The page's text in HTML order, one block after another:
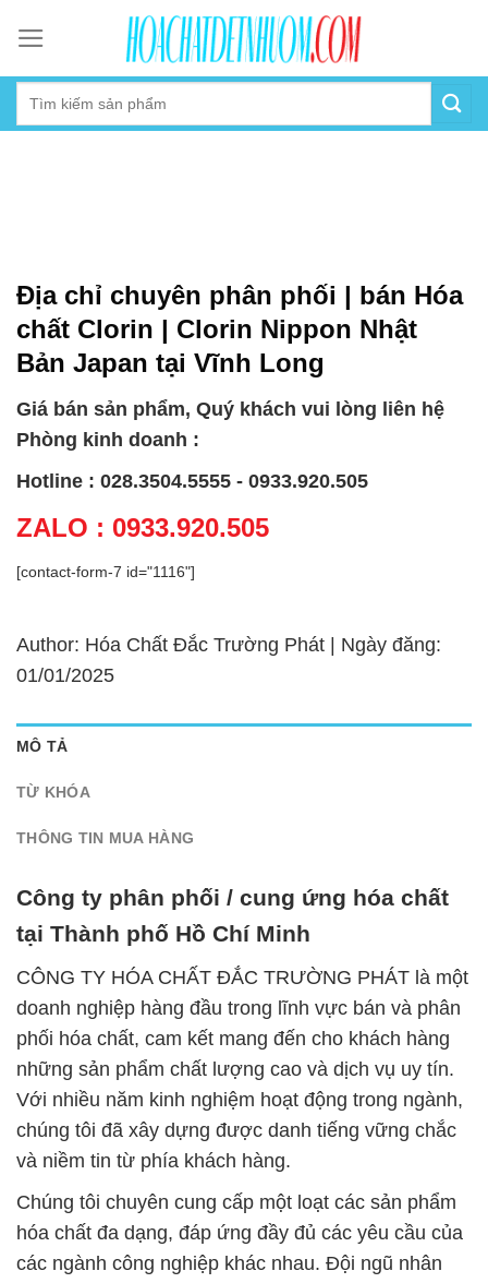
content
Địa chỉ chuyên phân phối | bán Hóa
chất Clorin | Clorin Nippon Nhật
Bản Japan tại Vĩnh Long
Giá bán sản phẩm, Quý khách vui lòng liên hệ
Phòng kinh doanh :
Hotline : 028.3504.5555 - 0933.920.505
ZALO : 0933.920.505
[contact-form-7 id="1116"]
Author: Hóa Chất Đắc Trường Phát | Ngày đăng:
01/01/2025
MÔ TẢ
TỪ KHÓA
THÔNG TIN MUA HÀNG
Công ty phân phối / cung ứng hóa chất
tại Thành phố Hồ Chí Minh
CÔNG TY HÓA CHẤT ĐẮC TRƯỜNG PHÁT là một
doanh nghiệp hàng đầu trong lĩnh vực bán và phân
phối hóa chất, cam kết mang đến cho khách hàng
những sản phẩm chất lượng cao và dịch vụ uy tín.
Với nhiều năm kinh nghiệm hoạt động trong ngành,
chúng tôi đã xây dựng được danh tiếng vững chắc
và niềm tin từ phía khách hàng.
Chúng tôi chuyên cung cấp một loạt các sản phẩm
hóa chất đa dạng, đáp ứng đầy đủ các yêu cầu của
các ngành công nghiệp khác nhau. Đội ngũ nhân